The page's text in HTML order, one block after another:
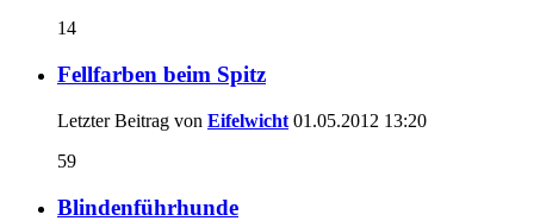
14
Fellfarben beim Spitz
Letzter Beitrag von Eifelwicht 01.05.2012 13:20
59
Blindenführhunde